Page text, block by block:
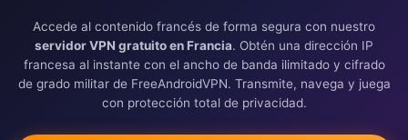
Accede al contenido francés de forma segura con nuestro
servidor VPN gratuito en Francia. Obtén una dirección IP
francesa al instante con el ancho de banda ilimitado y cifrado
de grado militar de FreeAndroidVPN. Transmite, navega y juega
con protección total de privacidad.